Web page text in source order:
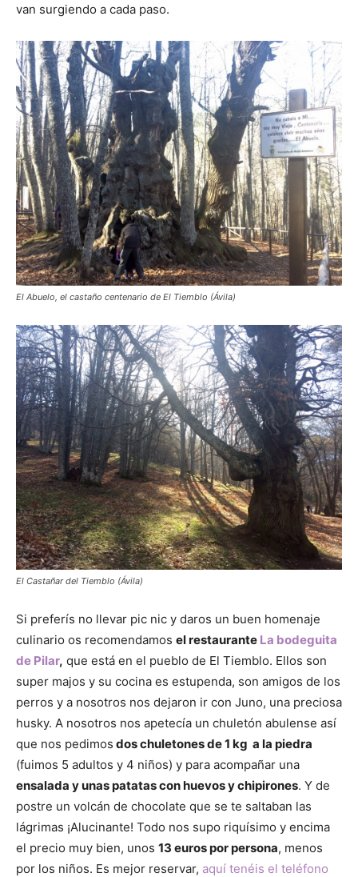
van surgiendo a cada paso.
El Abuelo, el castaño centenario de El Tiemblo (Ávila)
El Castañar del Tiemblo (Ávila)
Si preferís no llevar pic nic y daros un buen homenaje
culinario os recomendamos el restaurante La bodeguita
de Pilar, que está en el pueblo de El Tiemblo. Ellos son
super majos y su cocina es estupenda, son amigos de los
perros y a nosotros nos dejaron ir con Juno, una preciosa
husky. A nosotros nos apetecía un chuletón abulense así
que nos pedimos dos chuletones de 1 kg a la piedra
(fuimos 5 adultos y 4 niños) y para acompañar una
ensalada y unas patatascon huevos y chipirones. Y de
postre un volcán de chocolate que se te saltaban las
lágrimas ¡Alucinante! Todo nos supo riquísimo y encima
el precio muy bien, unos 13 euros por persona, menos
por los niños. Es mejor reservar, aquí tenéis el teléfono